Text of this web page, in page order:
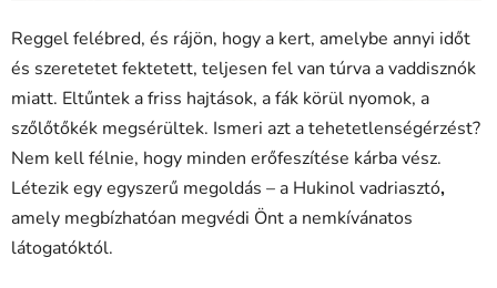
Reggel felébred, és rájön, hogy a kert, amelybe annyi időt
és szeretetet fektetett, teljesen fel van túrva a vaddisznók
miatt. Eltűntek a friss hajtások, a fák körül nyomok, a
szőlőtőkék megsérültek. Ismeri azt a tehetetlenségérzést?
Nem kell félnie, hogy minden erőfeszítése kárba vész.
Létezik egy egyszerű megoldás – a Hukinol vadriasztó,
amely megbízhatóan megvédi Önt a nemkívánatos
látogatóktól.